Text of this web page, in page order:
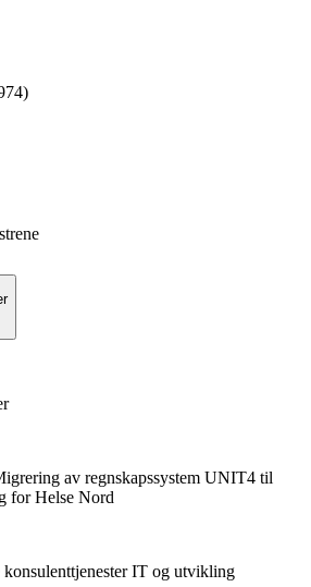
)
av regnskapssystem UNIT4 til
for Helse Nord
konsulenttjenester IT og utvikling